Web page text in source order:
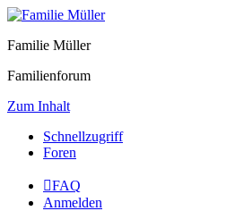
Familie Müller
Familienforum
Zum Inhalt
Schnellzugriff
Foren
FAQ
Anmelden